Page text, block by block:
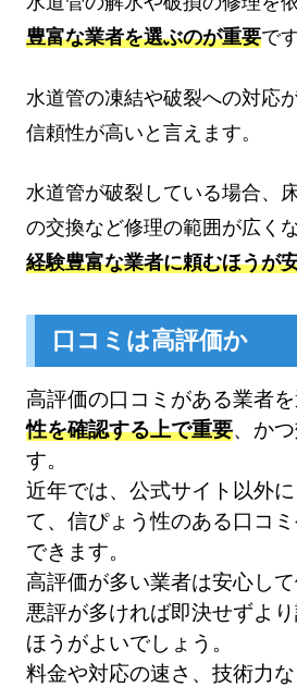
豊富な業者を選ぶのが重要で
水道管の凍結や破裂への対応
信頼性が高いと言えます。
水道管が破裂している場合、
の交換など修理の範囲が広く
経験豊富な業者に頼むほうが
口コミは高評価か
高評価の口コミがある業者を
性を確認する上で重要、か
す。
近年では、公式サイト以外
て、信ぴょう性のある口コ
できます。
高評価が多い業者は安心して
悪評が多ければ即決せずよ
ほうがよいでしょう。
料金や対応の速さ、技術力